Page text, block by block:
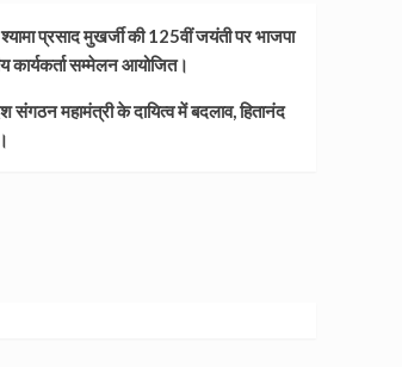
प्रसाद मुखर्जी की 125वीं जयंती पर भाजपा
कार्यकर्ता सम्मेलन आयोजित।
संगठन महामंत्री के दायित्व में बदलाव, हितानंद